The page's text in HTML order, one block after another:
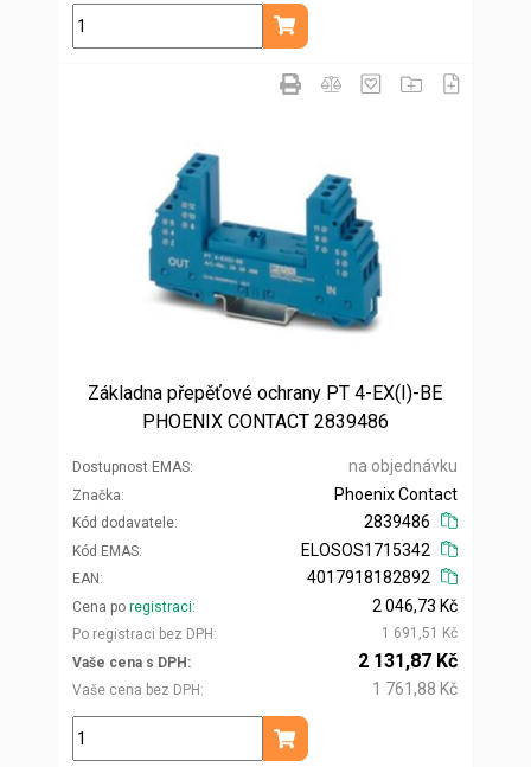
ks
Přidat do košíku
Základna přepěťové ochrany PT 4-EX(I)-BE
PHOENIX CONTACT 2839486
Dostupnost EMAS na objednávku
Značka
Kód dodavatele
Phoenix Contact
2839486
Kód EMAS
EAN
ELOSOS1715342
4017918182892
Cena po registraci
Po registraci bez DPH
2 046,73 Kč
1 691,51 Kč
Vaše cena s DPH
Vaše cena bez DPH
2 131,87 Kč
1 761,88 Kč
ks
Přidat do košíku